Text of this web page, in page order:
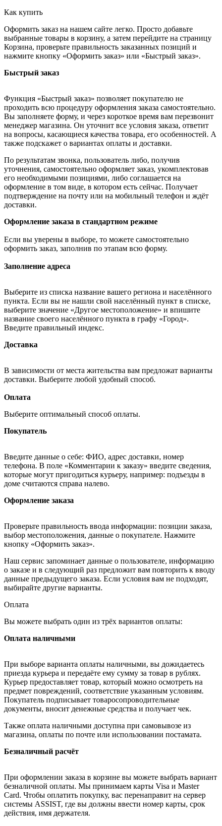
Как купить
Оформить заказ на нашем сайте легко. Просто добавьте
выбранные товары в корзину, а затем перейдите на страницу
Корзина, проверьте правильность заказанных позиций и
нажмите кнопку «Оформить заказ» или «Быстрый заказ».
Быстрый заказ
Функция «Быстрый заказ» позволяет покупателю не
проходить всю процедуру оформления заказа самостоятельно.
Вы заполняете форму, и через короткое время вам перезвонит
менеджер магазина. Он уточнит все условия заказа, ответит
на вопросы, касающиеся качества товара, его особенностей. А
также подскажет о вариантах оплаты и доставки.
По результатам звонка, пользователь либо, получив
уточнения, самостоятельно оформляет заказ, укомплектовав
его необходимыми позициями, либо соглашается на
оформление в том виде, в котором есть сейчас. Получает
подтверждение на почту или на мобильный телефон и ждёт
доставки.
Оформление заказа в стандартном режиме
Если вы уверены в выборе, то можете самостоятельно
оформить заказ, заполнив по этапам всю форму.
Заполнение адреса
Выберите из списка название вашего региона и населённого
пункта. Если вы не нашли свой населённый пункт в списке,
выберите значение «Другое местоположение» и впишите
название своего населённого пункта в графу «Город».
Введите правильный индекс.
Доставка
В зависимости от места жительства вам предложат варианты
доставки. Выберите любой удобный способ.
Оплата
Выберите оптимальный способ оплаты.
Покупатель
Введите данные о себе: ФИО, адрес доставки, номер
телефона. В поле «Комментарии к заказу» введите сведения,
которые могут пригодиться курьеру, например: подъезды в
доме считаются справа налево.
Оформление заказа
Проверьте правильность ввода информации: позиции заказа,
выбор местоположения, данные о покупателе. Нажмите
кнопку «Оформить заказ».
Наш сервис запоминает данные о пользователе, информацию
о заказе и в следующий раз предложит вам повторить к вводу
данные предыдущего заказа. Если условия вам не подходят,
выбирайте другие варианты.
Оплата
Вы можете выбрать один из трёх вариантов оплаты:
Оплата наличными
При выборе варианта оплаты наличными, вы дожидаетесь
приезда курьера и передаёте ему сумму за товар в рублях.
Курьер предоставляет товар, который можно осмотреть на
предмет повреждений, соответствие указанным условиям.
Покупатель подписывает товаросопроводительные
документы, вносит денежные средства и получает чек.
Также оплата наличными доступна при самовывозе из
магазина, оплаты по почте или использовании постамата.
Безналичный расчёт
При оформлении заказа в корзине вы можете выбрать вариант
безналичной оплаты. Мы принимаем карты Visa и Master
Card. Чтобы оплатить покупку, вас перенаправит на сервер
системы ASSIST, где вы должны ввести номер карты, срок
действия, имя держателя.